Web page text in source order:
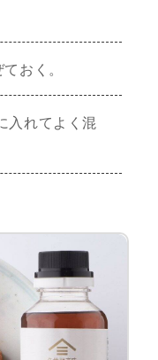
おく。
れてよく混